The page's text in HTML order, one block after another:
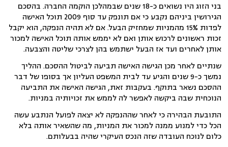
בני הזוג היו נשואים כ-18 שנים שבמהלכן הוקמה החברה. בהסכם
הגירושין ביניהם נקבע כי אם תונפק עד סוף 2009 תוכל האישה
לפדות 15% מהמניות שמחזיק הבעל. אם לא תהיה הנפקה, הוא יקבל
זכות ראשונים לרכוש אותן ואם לא יממש אותה תוכל האישה למכור
אותן לאחרים ועד אז הבעל ישתמש בהן לצרכי שליטה והצבעה.
שנתיים לאחר מכן הגישה האישה תביעה לביטול ההסכם. ההליך
נמשך כ-9 שנים והגיע עד לבית המשפט העליון אך בסופו של דבר
ההסכם נשאר בתוקף. בעקבות זאת, הגישה האישה את התביעה
הנוכחית שבה ביקשה לאפשר לה לממש את זכויותיה במניות.
התובעת הבהירה כי לאחר שההנפקה לא יצאה לפועל הנתבע עשה
הכל כדי למנוע ממנה למכור את המניות, מה שהשאיר אותה בלא
כלום לנוכח העובדה שזה הנכס העיקרי שהיה בבעלותם.